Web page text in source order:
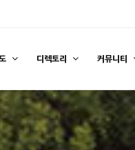
디렉토리 커뮤니티